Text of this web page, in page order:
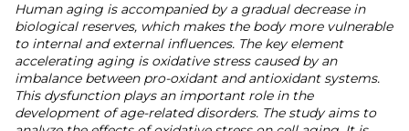
Human aging is accompanied by a gradual decrease in
biological reserves, which makes the body more vulnerable
to internal and external influences. The key element
accelerating aging is oxidative stress caused by an
imbalance between pro-oxidant and antioxidant systems.
This dysfunction plays an important role in the
development of age-related disorders. The study aims to